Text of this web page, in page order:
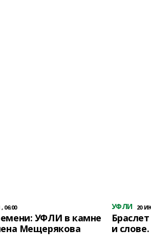
06:00
УФЛИ в камне
Мещерякова
УФЛИ 20
и